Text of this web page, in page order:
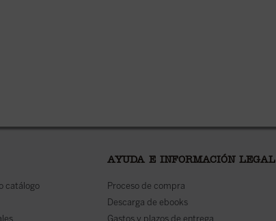
catálogo
AYUDA E INFORMACIÓN LEGAL
Proceso de compra
Descarga de ebooks
Gastos y plazos de entrega